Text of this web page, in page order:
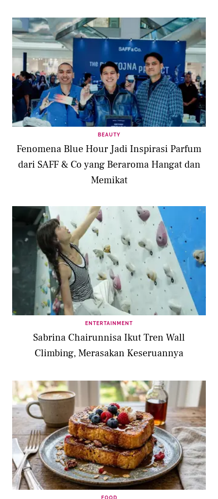
BEAUTY
Fenomena Blue Hour Jadi Inspirasi Parfum
dari SAFF & Co yang Beraroma Hangat dan
Memikat
ENTERTAINMENT
Sabrina Chairunnisa Ikut Tren Wall
Climbing, Merasakan Keseruannya
FOOD